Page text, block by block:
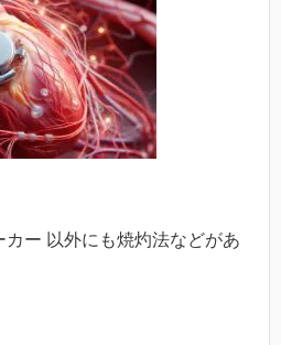
ー 以外にも焼灼法などがあ